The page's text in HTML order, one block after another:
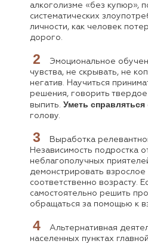
алкоголизме «без купюр»,
систематических
личности, как человек
дорого.
Эмоциональное
чувства, не скрывать, не
негатив. Научиться
решения, говорить
выпить. Уметь справляться
голову.
Выработка
Независимость подростка
неблагополучных
демонстрировать
соответственно возрасту.
самостоятельно решить
обращаться за помощью к
Альтернативная
населенных пунктах